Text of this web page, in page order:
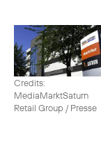
Credits:
MediaMarktSaturn
Retail Group / Presse